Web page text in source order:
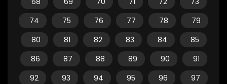
74
75 76 77 78
79
80
81 82 83 84
85
86
87 88 89 90
91
92
93 94 95 96
97